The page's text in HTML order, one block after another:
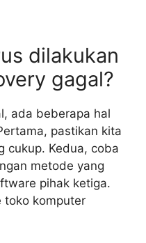
dilakukan
gagal?
ada beberapa hal
pastikan kita
cukup. Kedua, coba
metode yang
pihak ketiga.
toko komputer